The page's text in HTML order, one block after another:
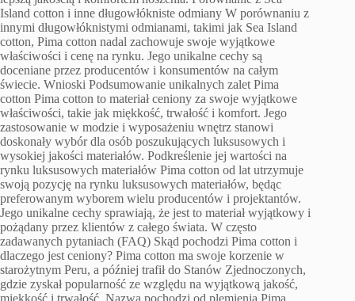
Island cotton i inne długowłókniste odmiany W porównaniu z
innymi długowłóknistymi odmianami, takimi jak Sea Island
cotton, Pima cotton nadal zachowuje swoje wyjątkowe
właściwości i cenę na rynku. Jego unikalne cechy są
doceniane przez producentów i konsumentów na całym
świecie. Wnioski Podsumowanie unikalnych zalet Pima
cotton Pima cotton to materiał ceniony za swoje wyjątkowe
właściwości, takie jak miękkość, trwałość i komfort. Jego
zastosowanie w modzie i wyposażeniu wnętrz stanowi
doskonały wybór dla osób poszukujących luksusowych i
wysokiej jakości materiałów. Podkreślenie jej wartości na
rynku luksusowych materiałów Pima cotton od lat utrzymuje
swoją pozycję na rynku luksusowych materiałów, będąc
preferowanym wyborem wielu producentów i projektantów.
Jego unikalne cechy sprawiają, że jest to materiał wyjątkowy i
pożądany przez klientów z całego świata. W często
zadawanych pytaniach (FAQ) Skąd pochodzi Pima cotton i
dlaczego jest ceniony? Pima cotton ma swoje korzenie w
starożytnym Peru, a później trafił do Stanów Zjednoczonych,
gdzie zyskał popularność ze względu na wyjątkową jakość,
miękkość i trwałość. Nazwa pochodzi od plemienia Pima